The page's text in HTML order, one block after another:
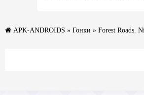
APK-ANDROIDS » Гонки » Forest Roads.